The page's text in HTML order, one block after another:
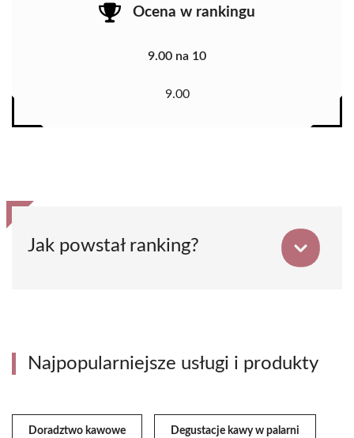
Ocena w rankingu
9.00 na 10
9.00
Jak powstał ranking?
Najpopularniejsze usługi i produkty
Doradztwo kawowe Degustacje kawy w palarni